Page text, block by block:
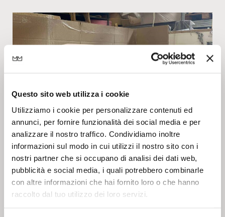
Questo sito web utilizza i cookie
Utilizziamo i cookie per personalizzare contenuti ed
annunci, per fornire funzionalità dei social media e per
analizzare il nostro traffico. Condividiamo inoltre
informazioni sul modo in cui utilizzi il nostro sito con i
nostri partner che si occupano di analisi dei dati web,
pubblicità e social media, i quali potrebbero combinarle
con altre informazioni che hai fornito loro o che hanno
raccolto dal tuo utilizzo dei loro servizi.
11 Aprile 2024 Visione
Made in Italy is
Overview Reinventare il made in Italy per la prossima